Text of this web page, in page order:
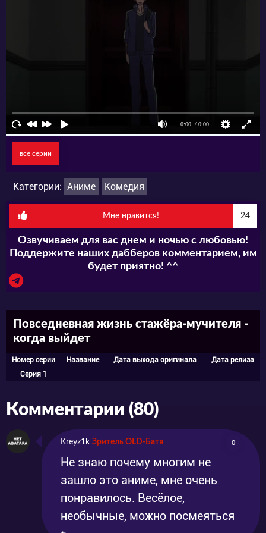
все серии
Категории: Аниме Комедия
Мне нравится! 24
Озвучиваем для вас днем и ночью с любовью!
Поддержите наших дабберов комментарием, им
будет приятно! ^^
Повседневная жизнь стажёра-мучителя -
когда выйдет
Номер серии Название Дата выхода оригинала
Дата релиза
Серия 1
Комментарии (80)
Kreyz1k Зритель OLD-Батя 0
Не знаю почему многим не
зашло это аниме, мне очень
понравилось. Весёлое,
необычные, можно посмеяться